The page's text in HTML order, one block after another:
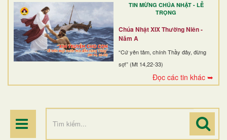
TIN MỪNG CHÚA NHẬT - LỄ
TRỌNG
Chúa Nhật XIX Thường Niên -
Năm A
“Cứ yên tâm, chính Thầy đây, đừng
sợ!” (Mt 14,22-33)
Đọc các tin khác ➥
DÒNG TU
BAN MỤC VỤ
ĐOÀN THỂ CG
ĐIỂM HÀNH HƯƠNG